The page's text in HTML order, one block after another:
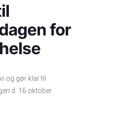
for
og gør klar til
d. 16 oktober.